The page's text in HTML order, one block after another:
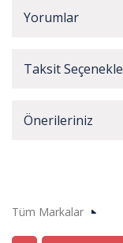
Yorumlar
Taksit
Önerileriniz
Tüm Markalar